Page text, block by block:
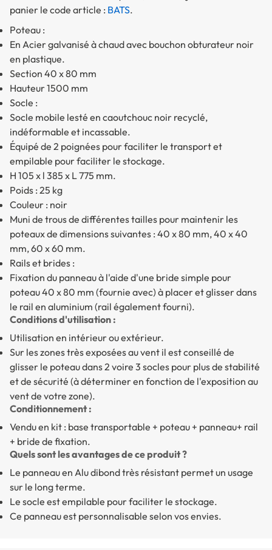
panier le code article : BATS.
Poteau :
En Acier galvanisé à chaud avec bouchon obturateur noir
en plastique.
Section 40 x 80 mm
Hauteur 1500 mm
Socle :
Socle mobile lesté en caoutchouc noir recyclé,
indéformable et incassable.
Équipé de 2 poignées pour faciliter le transport et
empilable pour faciliter le stockage.
H 105 x l 385 x L 775 mm.
Poids : 25 kg
Couleur : noir
Muni de trous de différentes tailles pour maintenir les
poteaux de dimensions suivantes : 40 x 80 mm, 40 x 40
mm, 60 x 60 mm.
Rails et brides :
Fixation du panneau à l'aide d'une bride simple pour
poteau 40 x 80 mm (fournie avec) à placer et glisser dans
le rail en aluminium (rail également fourni).
Conditions d'utilisation :
Utilisation en intérieur ou extérieur.
Sur les zones très exposées au vent il est conseillé de
glisser le poteau dans 2 voire 3 socles pour plus de stabilité
et de sécurité (à déterminer en fonction de l'exposition au
vent de votre zone).
Conditionnement :
Vendu en kit : base transportable + poteau + panneau+ rail
+ bride de fixation.
Quels sont les avantages de ce produit ?
Le panneau en Alu dibond très résistant permet un usage
sur le long terme.
Le socle est empilable pour faciliter le stockage.
Ce panneau est personnalisable selon vos envies.